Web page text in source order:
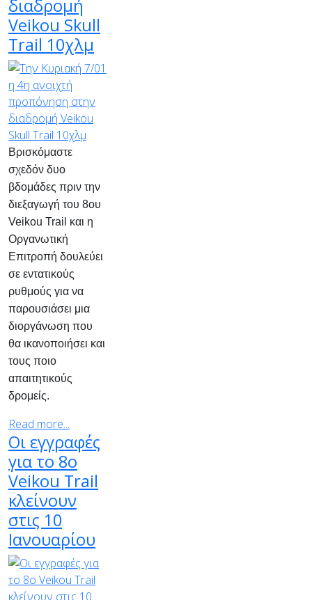
διαδρομή
Veikou Skull
Trail 10χλμ
Βρισκόμαστε
σχεδόν δυο
βδομάδες πριν την
διεξαγωγή του 8ου
Veikou Trail και η
Οργανωτική
Επιτροπή δουλεύει
σε εντατικούς
ρυθμούς για να
παρουσιάσει μια
διοργάνωση που
θα ικανοποιήσει και
τους ποιο
απαιτητικούς
δρομείς.
Read more...
Οι εγγραφές
για το 8ο
Veikou Trail
κλείνουν
στις 10
Ιανουαρίου